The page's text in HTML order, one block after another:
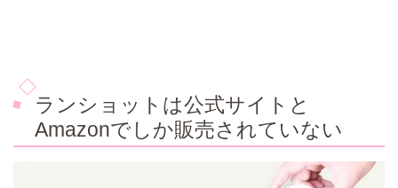
ランショットは公式サイトと
Amazonでしか販売されていない